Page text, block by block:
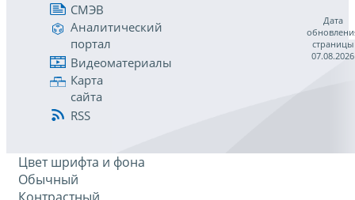
СМЭВ
Аналитический
портал
Видеоматериалы
Карта
сайта
RSS
Дата
страницы
07.08.2026
Цвет шрифта и фона
Обычный